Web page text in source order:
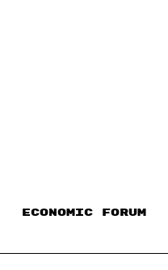
ECONOMIC FORUM